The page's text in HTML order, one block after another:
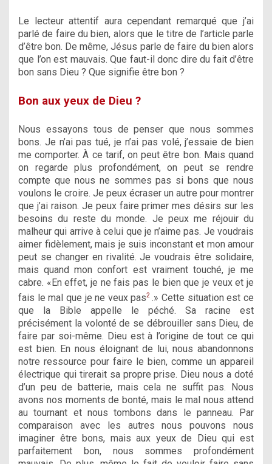
Le lecteur attentif aura cependant remarqué que j’ai
parlé de faire du bien, alors que le titre de l’article parle
d’être bon. De même, Jésus parle de faire du bien alors
que l’on est mauvais. Que faut-il donc dire du fait d’être
bon sans Dieu ? Que signifie être bon ?
Bon aux yeux de Dieu ?
Nous essayons tous de penser que nous sommes
bons. Je n’ai pas tué, je n’ai pas volé, j’essaie de bien
me comporter. À ce tarif, on peut être bon. Mais quand
on regarde plus profondément, on peut se rendre
compte que nous ne sommes pas si bons que nous
voulons le croire. Je peux écraser un autre pour montrer
que j’ai raison. Je peux faire primer mes désirs sur les
besoins du reste du monde. Je peux me réjouir du
malheur qui arrive à celui que je n’aime pas. Je voudrais
aimer fidèlement, mais je suis inconstant et mon amour
peut se changer en rivalité. Je voudrais être solidaire,
mais quand mon confort est vraiment touché, je me
cabre. «En effet, je ne fais pas le bien que je veux et je
fais le mal que je ne veux pas2 .» Cette situation est ce
que la Bible appelle le péché. Sa racine est
précisément la volonté de se débrouiller sans Dieu, de
faire par soi-même. Dieu est à l’origine de tout ce qui
est bien. En nous éloignant de lui, nous abandonnons
notre ressource pour faire le bien, comme un appareil
électrique qui tirerait sa propre prise. Dieu nous a doté
d’un peu de batterie, mais cela ne suffit pas. Nous
avons nos moments de bonté, mais le mal nous attend
au tournant et nous tombons dans le panneau. Par
comparaison avec les autres nous pouvons nous
imaginer être bons, mais aux yeux de Dieu qui est
parfaitement bon, nous sommes profondément